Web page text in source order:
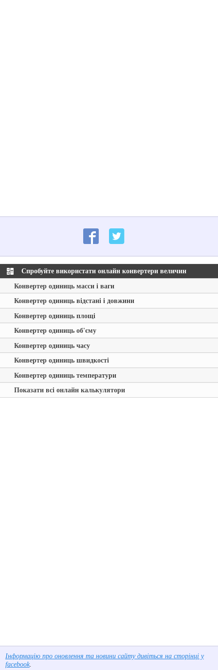
Спробуйте використати онлайн конвертери величин
Конвертер одиниць масси і ваги
Конвертер одиниць відстані і довжини
Конвертер одиниць площі
Конвертер одиниць об'єму
Конвертер одиниць часу
Конвертер одиниць швидкості
Конвертер одиниць температури
Показати всі онлайн калькулятори
Інформацію про оновлення та новини сайту дивіться на сторінці у
facebook.